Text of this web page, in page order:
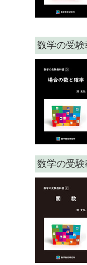
数学の受
数学の受